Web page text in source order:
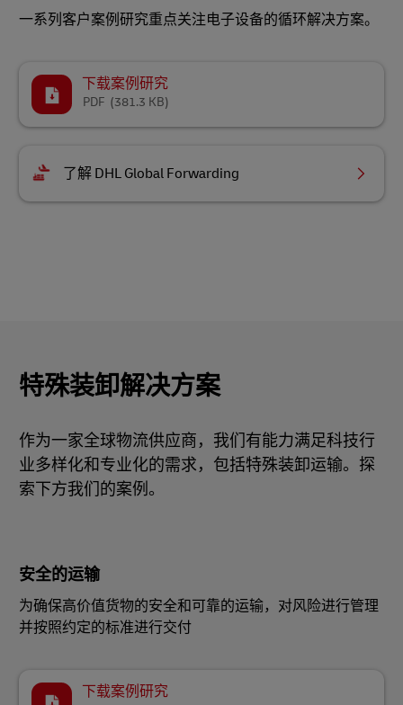
一系列客户案例研究重点关注电子设备的循环解决方案。
下载案例研究
(381.3 KB)
PDF
了解 DHL Global Forwarding
特殊装卸解决方案
作为一家全球物流供应商，我们有能力满足科技行
业多样化和专业化的需求，包括特殊装卸运输。探
索下方我们的案例。
安全的运输
为确保高价值货物的安全和可靠的运输，对风险进行管理
并按照约定的标准进行交付
下载案例研究